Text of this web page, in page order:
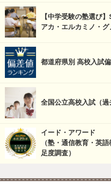
【中学受験の塾選び
アカ・エルカミノ・
都道府県別 高校入試
全国公立高校入試（過
イード・アワード
（塾・通信教育・英
足度調査）